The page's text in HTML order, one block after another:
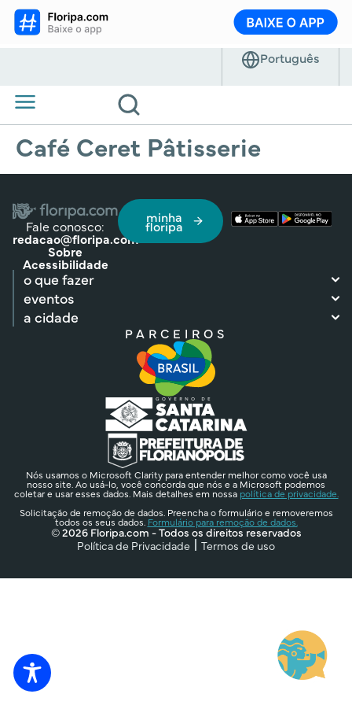
Café Ceret Pâtisserie
Fale conosco:
redacao@floripa.com
Sobre
Acessibilidade
minha
floripa
o que fazer
eventos
a cidade
PARCEIROS
Nós usamos o Microsoft Clarity para entender melhor como você usa
nosso site. Ao usá-lo, você concorda que nós e a Microsoft podemos
coletar e usar esses dados. Mais detalhes em nossa política de privacidade.
Solicitação de remoção de dados. Preencha o formulário e removeremos
todos os seus dados. Formulário para remoção de dados.
© 2026 Floripa.com - Todos os direitos reservados
Política de Privacidade
Termos de uso